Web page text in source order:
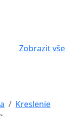
Zobrazit vše
Kreslenie